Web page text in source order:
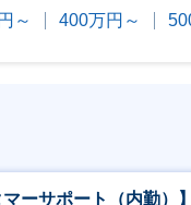
～ 400万円～
マーサポート（内勤）